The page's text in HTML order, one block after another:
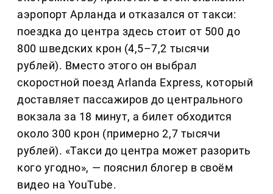
аэропорт Арланда и отказался от такси:
поездка до центра здесь стоит от 500 до
800 шведских крон (4,5–7,2 тысячи
рублей). Вместо этого он выбрал
скоростной поезд Arlanda Express, который
доставляет пассажиров до центрального
вокзала за 18 минут, а билет обходится
около 300 крон (примерно 2,7 тысячи
рублей). «Такси до центра может разорить
кого угодно», — пояснил блогер в своём
видео на YouTube.